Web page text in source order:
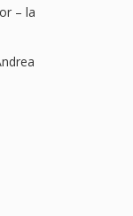
– la